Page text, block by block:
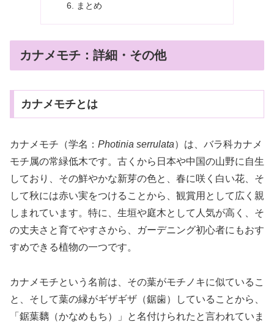
まとめ
カナメモチ：詳細・その他
カナメモチとは
カナメモチ（学名： Photinia serrulata）は、バラ科カナメ
モチ属の常緑低木です。古くから日本や中国の山野に自生
しており、その鮮やかな新芽の色と、春に咲く白い花、そ
して秋には赤い実をつけることから、観賞用として広く親
しまれています。特に、生垣や庭木として人気が高く、そ
の丈夫さと育てやすさから、ガーデニング初心者にもおす
すめできる植物の一つです。
カナメモチという名前は、その葉がモチノキに似ているこ
と、そして葉の縁がギザギザ（鋸歯）していることから、
「鋸葉黐（かなめもち）」と名付けられたと言われていま